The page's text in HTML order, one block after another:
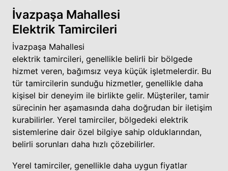
İvazpaşa Mahallesi
Elektrik Tamircileri
İvazpaşa Mahallesi
elektrik tamircileri, genellikle belirli bir bölgede
hizmet veren, bağımsız veya küçük işletmelerdir. Bu
tür tamircilerin sunduğu hizmetler, genellikle daha
kişisel bir deneyim ile birlikte gelir. Müşteriler, tamir
sürecinin her aşamasında daha doğrudan bir iletişim
kurabilirler. Yerel tamirciler, bölgedeki elektrik
sistemlerine dair özel bilgiye sahip olduklarından,
belirli sorunları daha hızlı çözebilirler.
Yerel tamirciler, genellikle daha uygun fiyatlar